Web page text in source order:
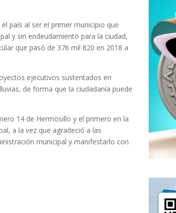
país al ser el primer municipio que
y sin endeudamiento para la ciudad,
que pasó de 376 mil 820 en 2018 a
ejecutivos sustentados en
de forma que la ciudadanía puede
14 de Hermosillo y el primero en la
a la vez que agradeció a las
municipal y manifestarlo con